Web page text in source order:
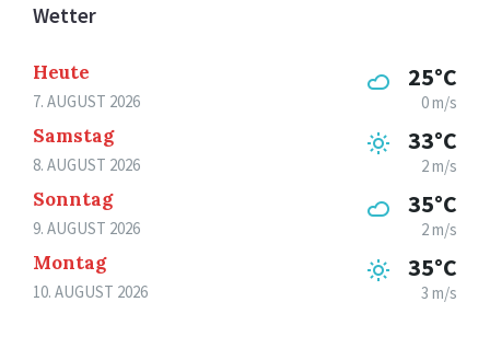
Wetter
Heute
7. AUGUST 2026
25°C
0 m/s
Samstag
8. AUGUST 2026
33°C
2 m/s
Sonntag
9. AUGUST 2026
35°C
2 m/s
Montag
10. AUGUST 2026
35°C
3 m/s